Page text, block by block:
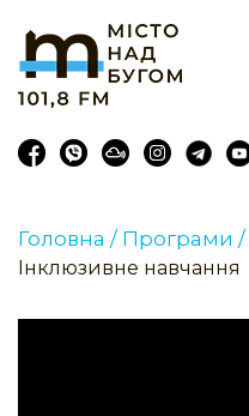
Головна / Програми /
Інклюзивне навчання